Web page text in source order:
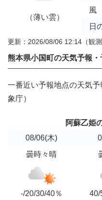
（薄い雲）
風
日
更新：2026/08/06 12:14 （観
熊本県小国町の天気予報・
一番近い予報地点の天気
象庁）
阿蘇乙姫
08/06(木)
曇時々晴
-/20/30/40％
40/